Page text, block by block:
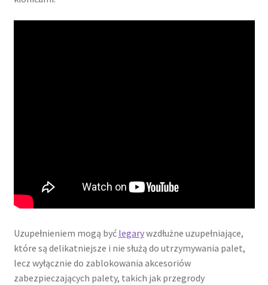
Uzupełnieniem mogą być legarywzdłużne uzupełniające,
które są delikatniejsze i nie służą do utrzymywania palet,
lecz wyłącznie do zablokowania akcesoriów
zabezpieczających palety, takich jak przegrody